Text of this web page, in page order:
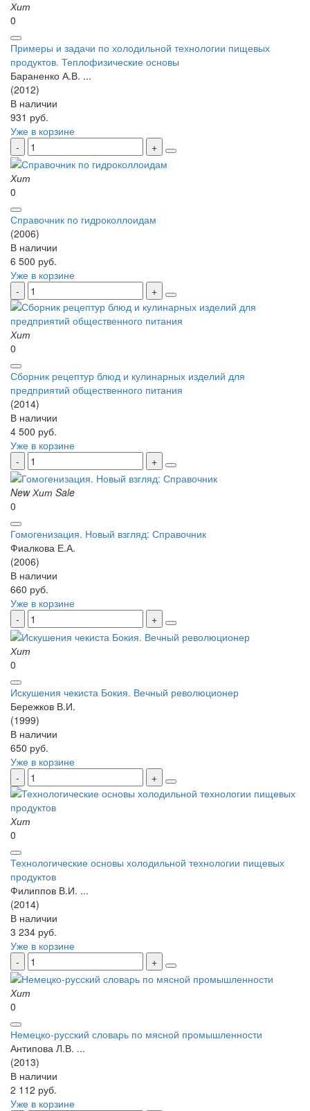
Хит
0
Примеры и задачи по холодильной технологии пищевых
продуктов. Теплофизические основы
Бараненко А.В. ...
(2012)
В наличии
931 руб.
Уже в корзине
Хит
0
Справочник по гидроколлоидам
(2006)
В наличии
6 500 руб.
Уже в корзине
Хит
0
Сборник рецептур блюд и кулинарных изделий для
предприятий общественного питания
(2014)
В наличии
4 500 руб.
Уже в корзине
New Хит Sale
0
Гомогенизация. Новый взгляд: Справочник
Фиалкова Е.А.
(2006)
В наличии
660 руб.
Уже в корзине
Хит
0
Искушения чекиста Бокия. Вечный революционер
Бережков В.И.
(1999)
В наличии
650 руб.
Уже в корзине
Хит
0
Технологические основы холодильной технологии пищевых
продуктов
Филиппов В.И. ...
(2014)
В наличии
3 234 руб.
Уже в корзине
Хит
0
Немецко-русский словарь по мясной промышленности
Антипова Л.В. ...
(2013)
В наличии
2 112 руб.
Уже в корзине